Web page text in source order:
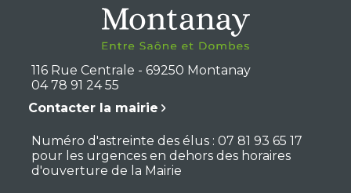
116 Rue Centrale - 69250 Montanay
04 78 91 24 55
Contacter la mairie
Numéro d'astreinte des élus : 07 81 93 65 17
pour les urgences en dehors des horaires
d'ouverture de la Mairie